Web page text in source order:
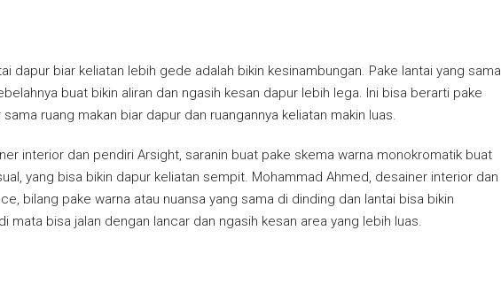
dapur biar keliatan lebih gede adalah bikin kesinambungan. Pake lantai yang sama
buat bikin aliran dan ngasih kesan dapur lebih lega. Ini bisa berarti pake
ruang makan biar dapur dan ruangannya keliatan makin luas.
interior dan pendiri Arsight, saranin buat pake skema warna monokromatik buat
yang bisa bikin dapur keliatan sempit. Mohammad Ahmed, desainer interior dan
bilang pake warna atau nuansa yang sama di dinding dan lantai bisa bikin
mata bisa jalan dengan lancar dan ngasih kesan area yang lebih luas.